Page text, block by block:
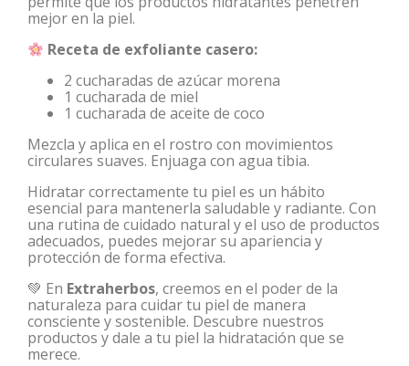
mejor en la piel.
Receta de exfoliante casero:
2 cucharadas de azúcar morena
1 cucharada de miel
1 cucharada de aceite de coco
Mezcla y aplica en el rostro con movimientos
circulares suaves. Enjuaga con agua tibia.
Hidratar correctamente tu piel es un hábito
esencial para mantenerla saludable y radiante. Con
una rutina de cuidado natural y el uso de productos
adecuados, puedes mejorar su apariencia y
protección de forma efectiva.
💚 En Extraherbos, creemos en el poder de la
naturaleza para cuidar tu piel de manera
consciente y sostenible. Descubre nuestros
productos y dale a tu piel la hidratación que se
merece.